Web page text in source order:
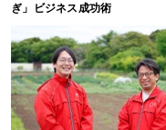
ぎ」ビジネス成功術